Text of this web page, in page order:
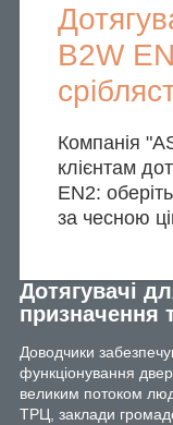
B2W
Компанія
клієнтам
EN2:
за чесною
Дотягувачі
призначення
Доводчики
функціонування
великим потоком
ТРЦ, заклади